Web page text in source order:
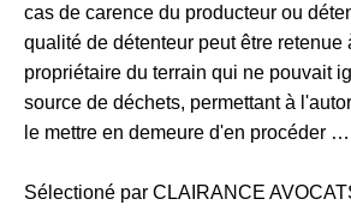
cas de carence du producteur ou
qualité de détenteur peut être retenue
propriétaire du terrain qui ne pouvait
source de déchets, permettant à
le mettre en demeure d'en procéder …
Sélectioné par CLAIRANCE